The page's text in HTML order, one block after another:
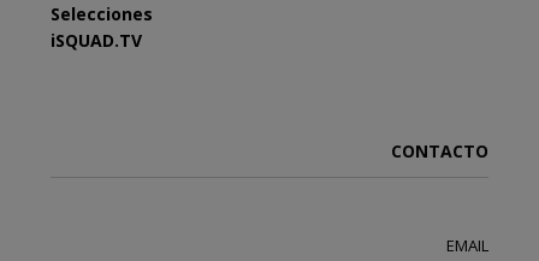
Selecciones
iSQUAD.TV
CONTACTO
EMAIL